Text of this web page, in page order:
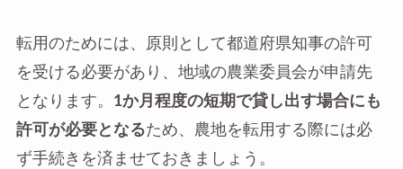
転用のためには、原則として都道府県知事の許可
を受ける必要があり、地域の農業委員会が申請先
となります。 1か月程度の短期で貸し出す場合にも
許可が必要となるため、農地を転用する際には必
ず手続きを済ませておきましょう。